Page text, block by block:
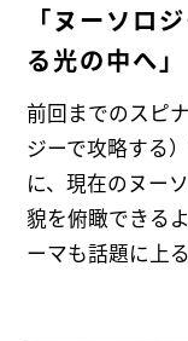
「ヌーソロ
る光の中へ」
前回までのスピ
ジーで攻略する
に、現在のヌー
貌を俯瞰できる
ーマも話題に上る